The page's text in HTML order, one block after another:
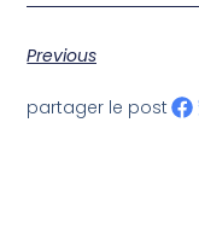
Previous
partager le post